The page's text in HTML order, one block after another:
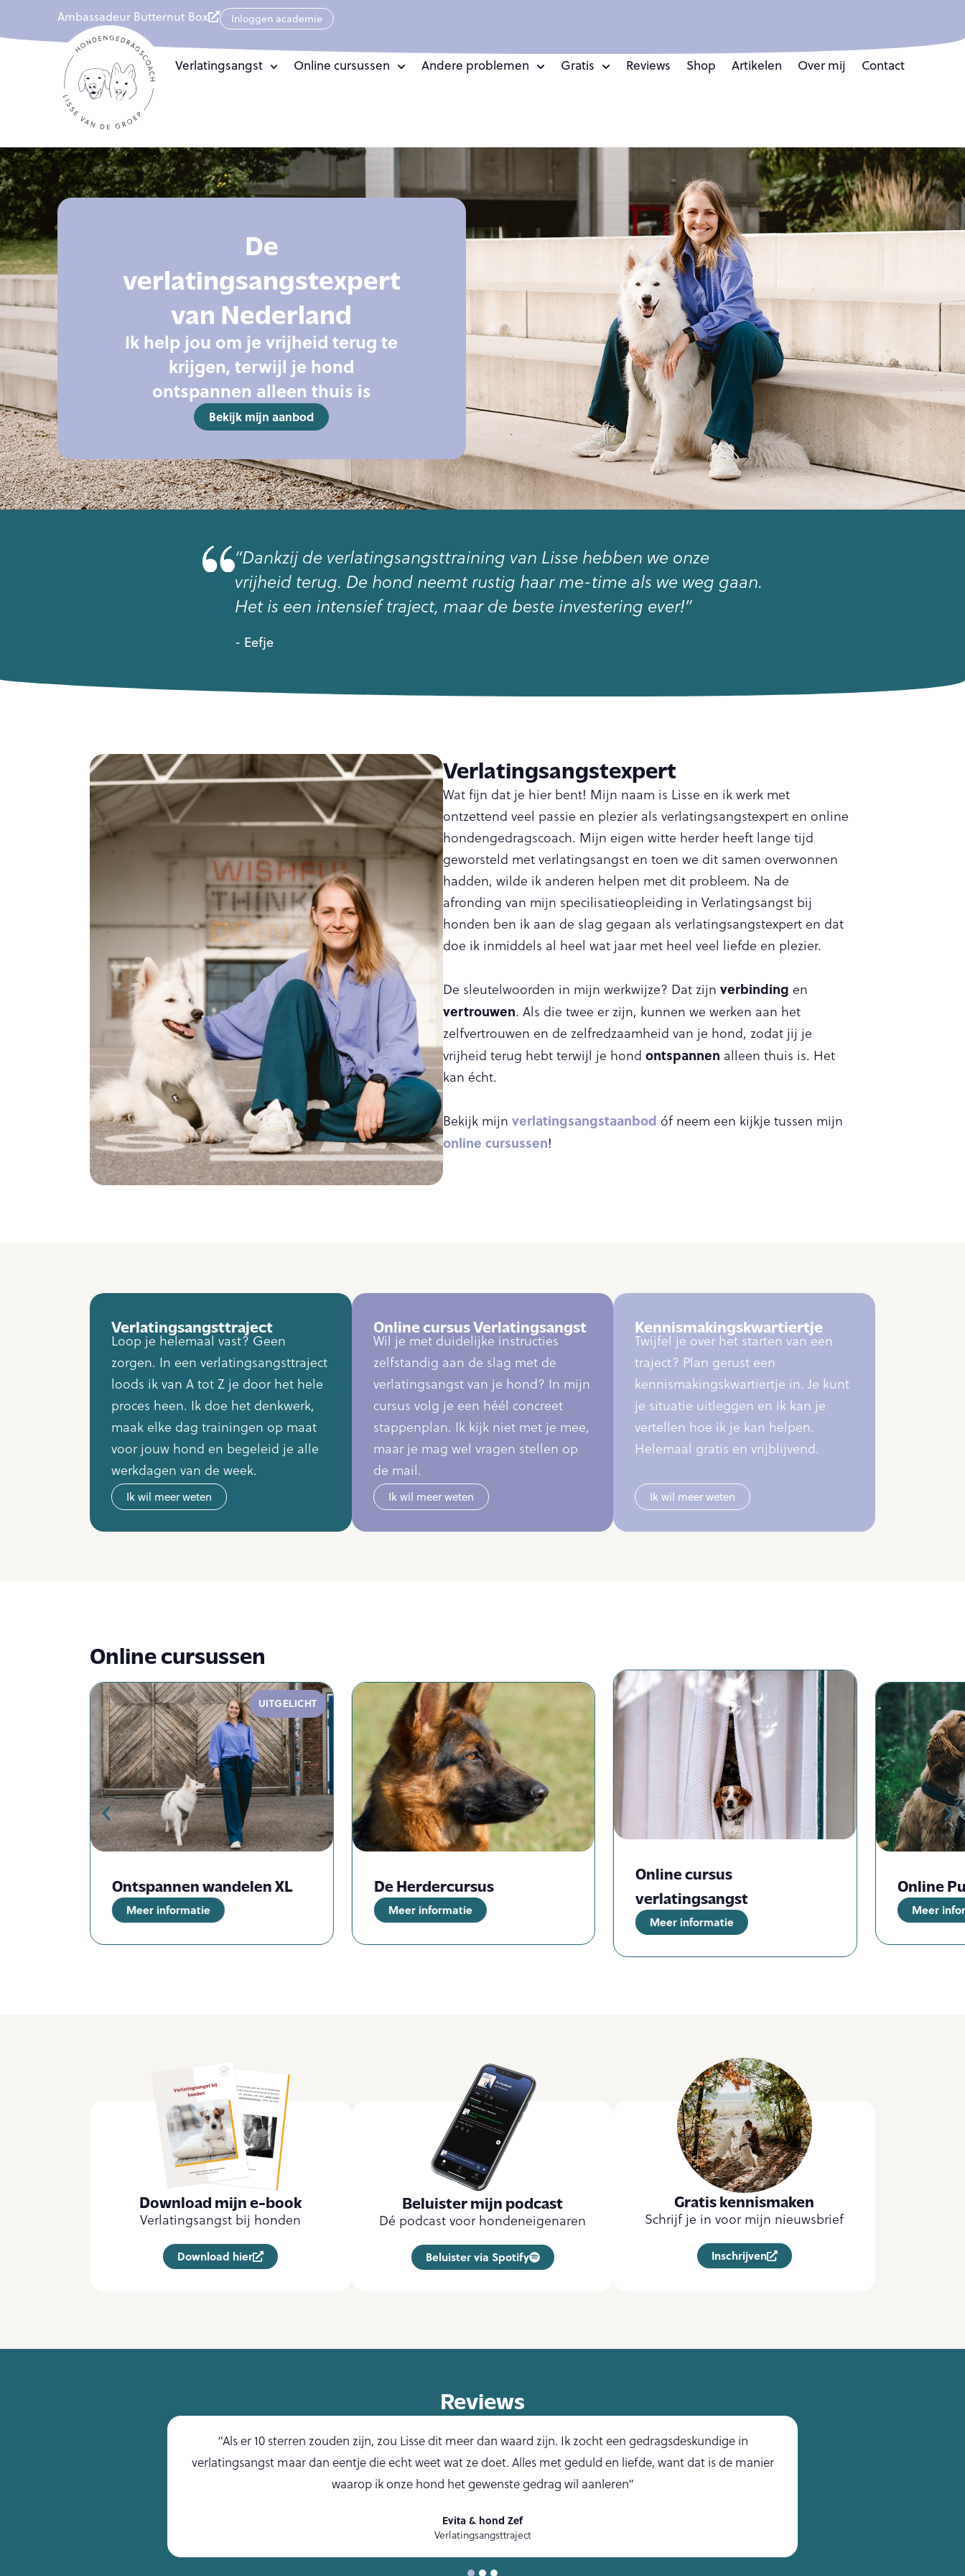
Ambassadeur Butternut Box Inloggen academie
Verlatingsangst Online cursussen Andere problemen Gratis Reviews Shop Artikelen Over mij Contact
De
verlatingsangstexpert
van Nederland
Ik help jou om je vrijheid terug te
krijgen, terwijl je hond
ontspannen alleen thuis is
Bekijk mijn aanbod
“Dankzij de verlatingsangsttraining van Lisse hebben we onze
vrijheid terug. De hond neemt rustig haar me-time als we weg gaan.
Het is een intensief traject, maar de beste investering ever!”
- Eefje
Verlatingsangstexpert
Wat fijn dat je hier bent! Mijn naam is Lisse en ik werk met
ontzettend veel passie en plezier als verlatingsangstexpert en online
hondengedragscoach. Mijn eigen witte herder heeft lange tijd
geworsteld met verlatingsangst en toen we dit samen overwonnen
hadden, wilde ik anderen helpen met dit probleem. Na de
afronding van mijn specilisatieopleiding in Verlatingsangst bij
honden ben ik aan de slag gegaan als verlatingsangstexpert en dat
doe ik inmiddels al heel wat jaar met heel veel liefde en plezier.
De sleutelwoorden in mijn werkwijze? Dat zijnverbinding en
vertrouwen. Als die twee er zijn, kunnen we werken aan het
zelfvertrouwen en de zelfredzaamheid van je hond, zodat jij je
vrijheid terug hebt terwijl je hondontspannen alleen thuis is. Het
kan écht.
Bekijk mijnverlatingsangstaanbod óf neem een kijkje tussen mijn
online cursussen!
Verlatingsangsttraject
Loop je helemaal vast? Geen
zorgen. In een verlatingsangsttraject
loods ik van A tot Z je door het hele
proces heen. Ik doe het denkwerk,
maak elke dag trainingen op maat
voor jouw hond en begeleid je alle
werkdagen van de week.
Ik wil meer weten
Online cursus Verlatingsangst
Wil je met duidelijke instructies
zelfstandig aan de slag met de
verlatingsangst van je hond? In mijn
cursus volg je een héél concreet
stappenplan. Ik kijk niet met je mee,
maar je mag wel vragen stellen op
de mail.
Ik wil meer weten
Kennismakingskwartiertje
Twijfel je over het starten van een
traject? Plan gerust een
kennismakingskwartiertje in. Je kunt
je situatie uitleggen en ik kan je
vertellen hoe ik je kan helpen.
Helemaal gratis en vrijblijvend.
Ik wil meer weten
Online cursussen
UITGELICHT
Ontspannen wandelen XL
Meer informatie
De Herdercursus
Meer informatie
Online cursus
verlatingsangst
Meer informatie
Online
Meer
Download mijn e-book
Verlatingsangst bij honden
Download hier
Beluister mijn podcast
Dé podcast voor hondeneigenaren
Beluister via Spotify
Gratis kennismaken
Schrijf je in voor mijn nieuwsbrief
Inschrijven
Reviews
“Als er 10 sterren zouden zijn, zou Lisse dit meer dan waard zijn. Ik zocht een gedragsdeskundige in
verlatingsangst maar dan eentje die echt weet wat ze doet. Alles met geduld en liefde, want dat is de manier
waarop ik onze hond het gewenste gedrag wil aanleren”
Evita & hond Zef
Verlatingsangsttraject